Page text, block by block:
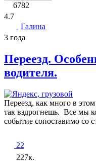
6782
4.7
Галина
3 года
Переезд.
водителя.
Переезд, как много в
так вздрогнешь. Все мы
событие сопоставимо со
22
227к.